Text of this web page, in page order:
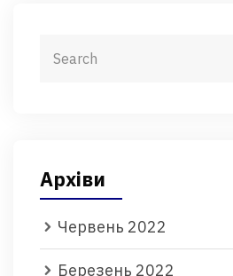
Архіви
Червень 2022
Березень 2022